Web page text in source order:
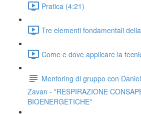
Pratica (4:21)
Tre elementi fondamentali
Come e dove applicare la
Mentoring di gruppo con
Zavan - "RESPIRAZIONE
BIOENERGETICHE"